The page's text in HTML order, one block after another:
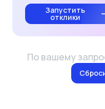
Запустить
отклики
По вашему